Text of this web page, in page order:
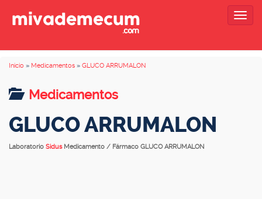
Inicio » Medicamentos » GLUCO ARRUMALON
Medicamentos
GLUCO ARRUMALON
Laboratorio Sidus Medicamento / Fármaco GLUCO ARRUMALON